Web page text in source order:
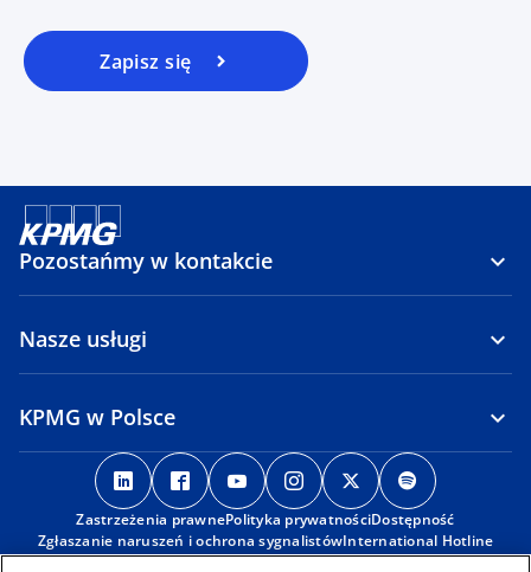
Zapisz się
Pozostańmy w kontakcie
Nasze usługi
KPMG w Polsce
o
p
e
n
o
p
e
n
o
p
e
n
o
p
e
n
o
p
e
n
p
e
n
Zastrzeżenia prawnePolityka prywatnościDostępność
Zgłaszanie naruszeń i ochrona sygnalistówInternational Hotline